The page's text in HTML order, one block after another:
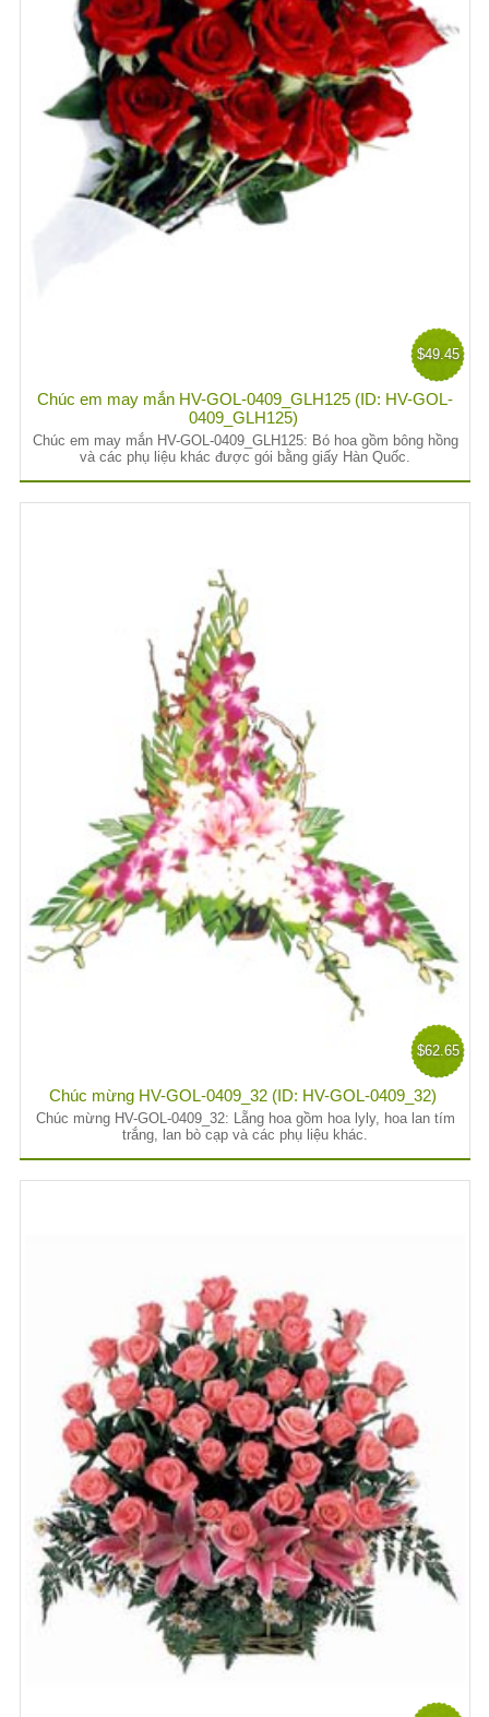
$49.45
Chúc em may mắn HV-GOL-0409_GLH125 (ID: HV-GOL-
0409_GLH125)
Chúc em may mắn HV-GOL-0409_GLH125: Bó hoa gồm bông hồng
và các phụ liệu khác được gói bằng giấy Hàn Quốc.
$62.65
Chúc mừng HV-GOL-0409_32 (ID: HV-GOL-0409_32)
Chúc mừng HV-GOL-0409_32: Lẵng hoa gồm hoa lyly, hoa lan tím
trắng, lan bò cạp và các phụ liệu khác.